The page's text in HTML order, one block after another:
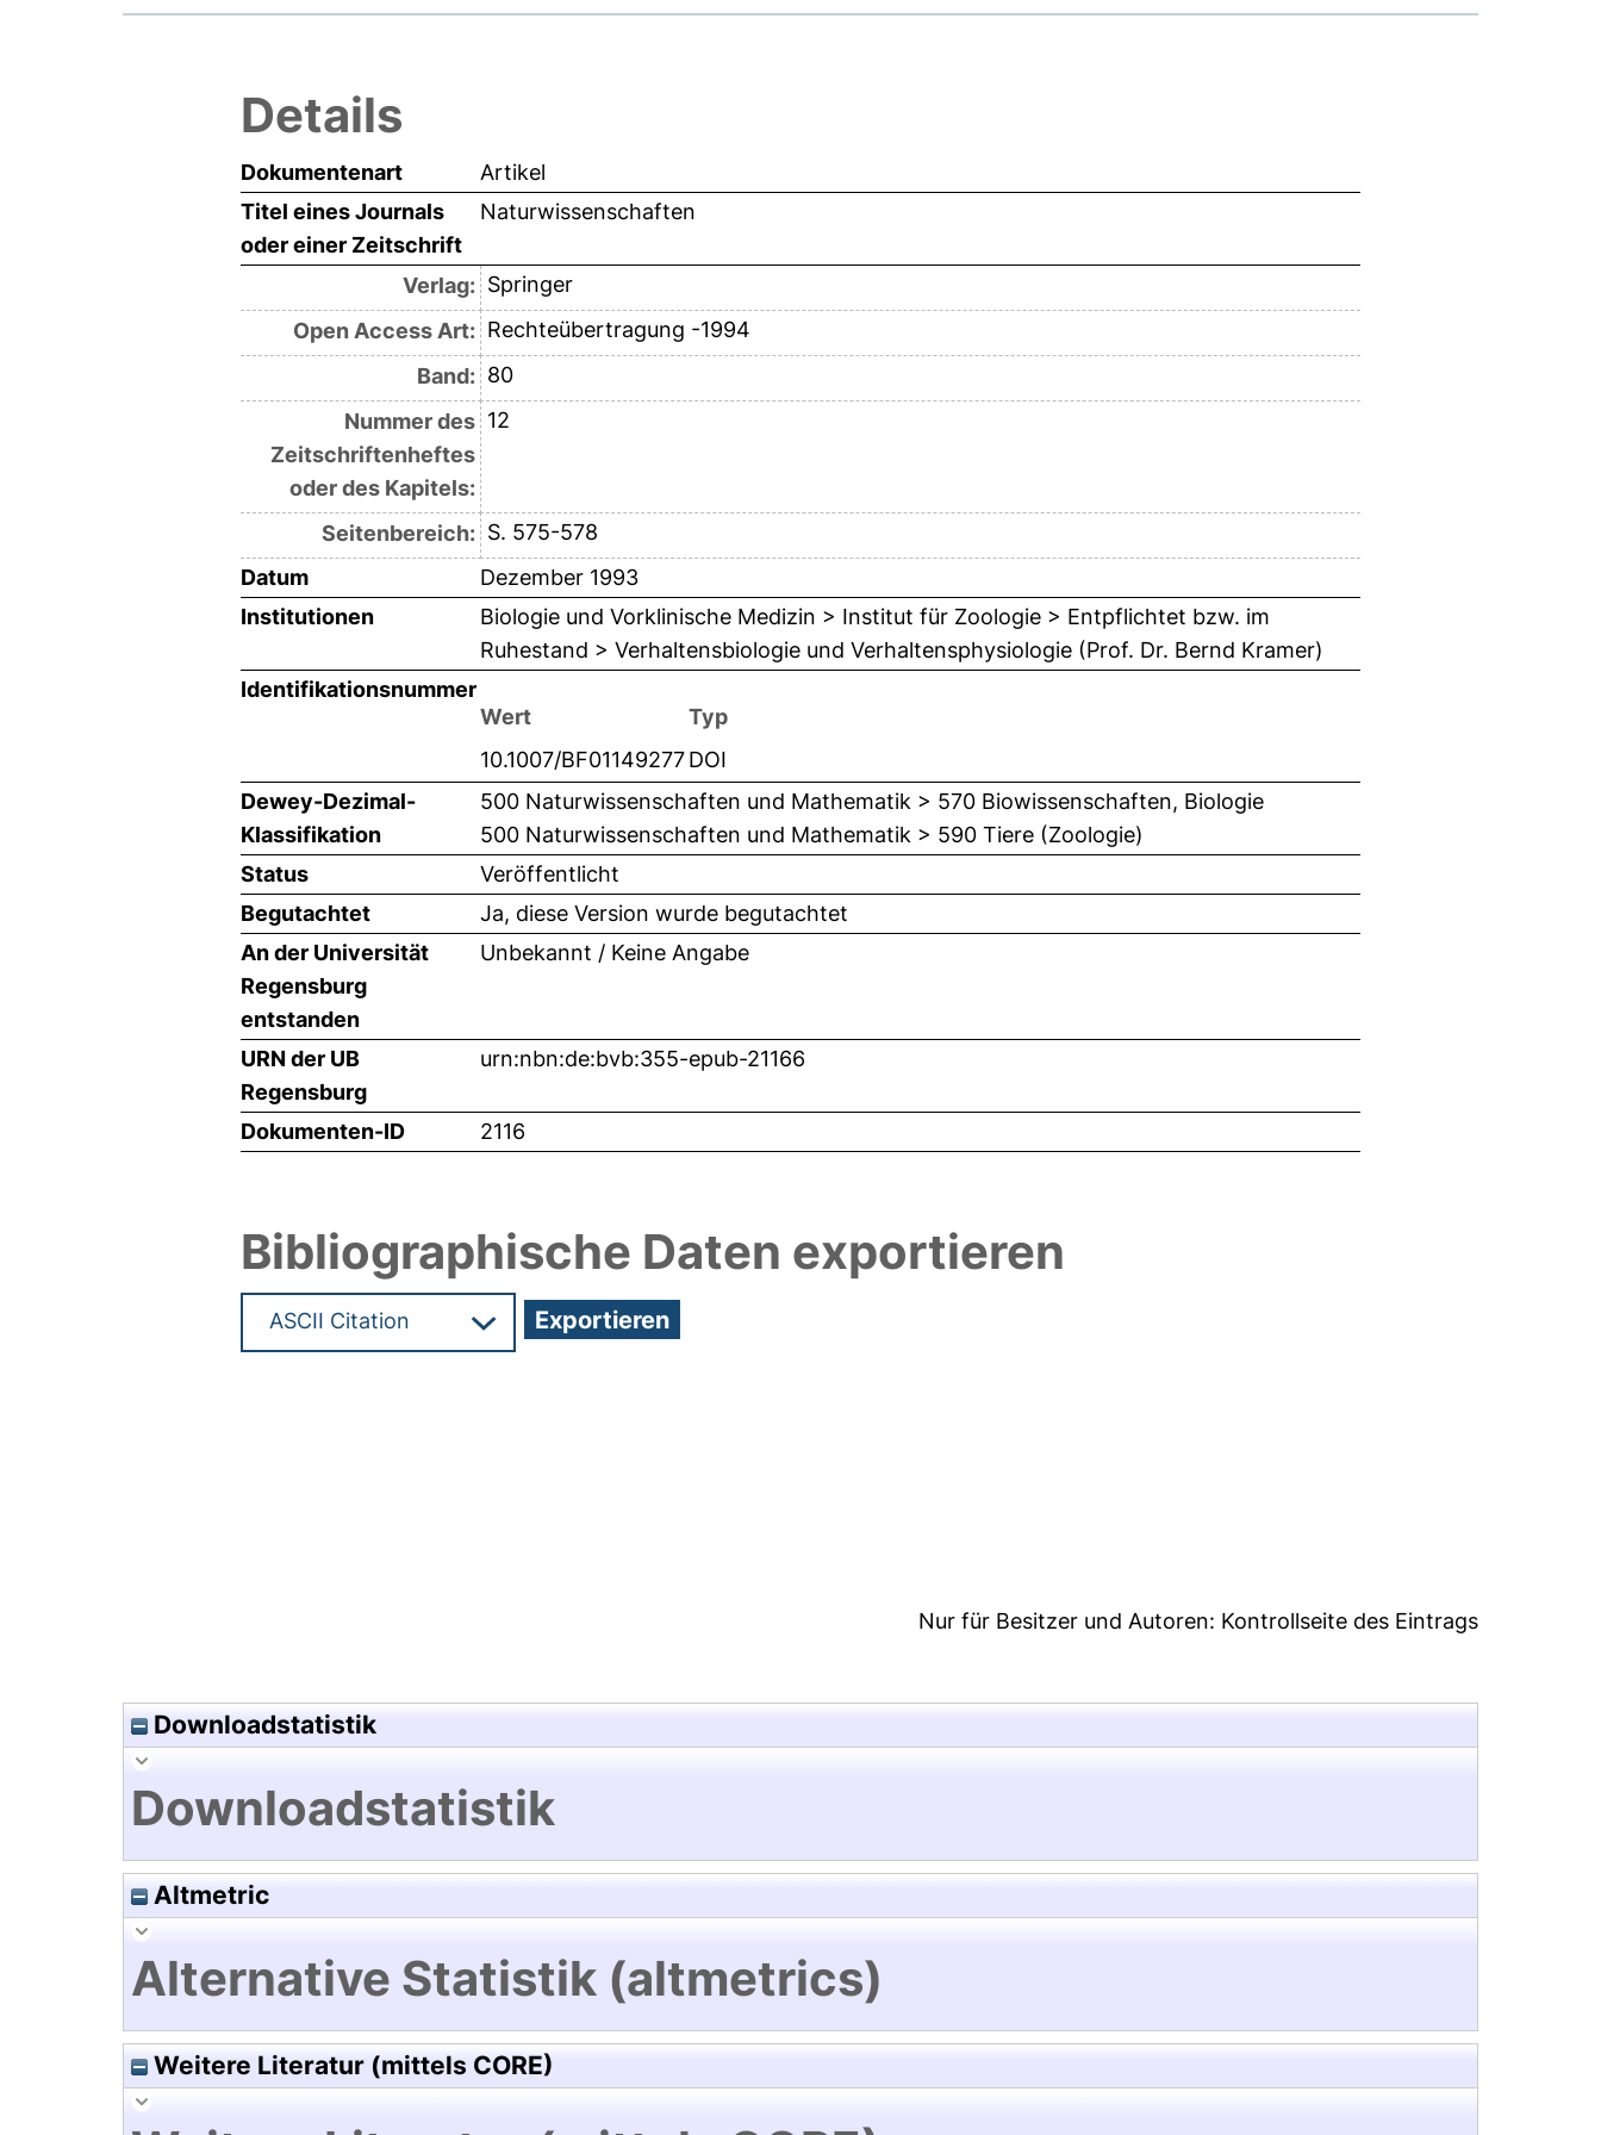
Details
Dokumentenart
Artikel
Titel eines Journals
oder einer Zeitschrift
Naturwissenschaften
Verlag: Springer
Open Access Art: Rechteübertragung -1994
Band: 80
Nummer des
Zeitschriftenheftes
oder des Kapitels:
12
Seitenbereich: S. 575-578
Datum
Dezember 1993
Institutionen
Biologie und Vorklinische Medizin > Institut für Zoologie > Entpflichtet bzw. im
Ruhestand > Verhaltensbiologie und Verhaltensphysiologie (Prof. Dr. Bernd Kramer)
Identifikationsnummer
Wert
Typ
10.1007/BF01149277DOI
Dewey-Dezimal-
Klassifikation
500 Naturwissenschaften und Mathematik > 570 Biowissenschaften, Biologie
500 Naturwissenschaften und Mathematik > 590 Tiere (Zoologie)
Status
Veröffentlicht
Begutachtet
Ja, diese Version wurde begutachtet
An der Universität
Regensburg
entstanden
Unbekannt / Keine Angabe
URN der UB
Regensburg
urn:nbn:de:bvb:355-epub-21166
Dokumenten-ID 2116
Bibliographische Daten exportieren
Nur für Besitzer und Autoren: Kontrollseite des Eintrags
Downloadstatistik
Downloadstatistik
Altmetric
Alternative Statistik (altmetrics)
Weitere Literatur (mittels CORE)